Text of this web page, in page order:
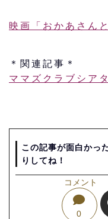
映画「おかあさん
＊関連記事＊
ママズクラブシア
この記事が面白かっ
りしてね！
コメント
0